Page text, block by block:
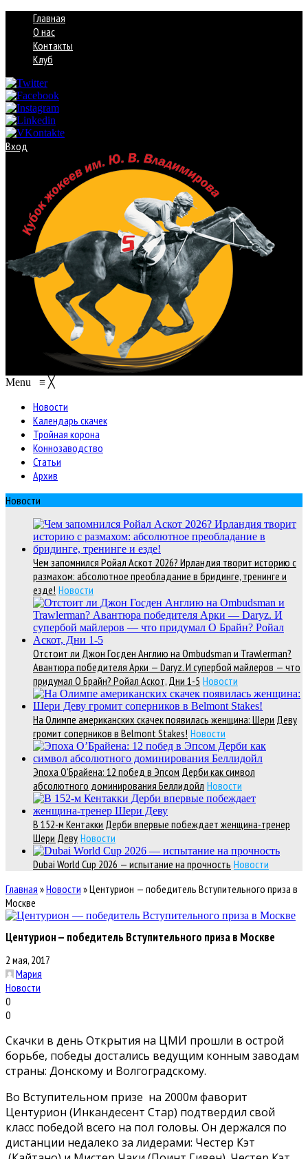
Главная
О нас
Контакты
Клуб
Вход
Menu ≡ ╳
Новости
Календарь скачек
Тройная корона
Коннозаводство
Статьи
Архив
Новости
Чем запомнился Ройал Аскот 2026? Ирландия творит историю с
размахом: абсолютное преобладание в бридинге, тренинге и
езде! Новости
Отстоит ли Джон Госден Англию на Ombudsman и Trawlerman?
Авантюра победителя Арки — Daryz. И супербой майлеров — что
придумал О Брайн? Ройал Аскот, Дни 1-5 Новости
На Олимпе американских скачек появилась женщина: Шери Деву
громит соперников в Belmont Stakes! Новости
Эпоха О’Брайена: 12 побед в Эпсом Дерби как символ
абсолютного доминирования Беллидойл Новости
В 152-м Кентакки Дерби впервые побеждает женщина-тренер
Шери Деву Новости
Dubai World Cup 2026 — испытание на прочность Новости
Главная »Новости »Центурион — победитель Вступительного приза в
Москве
Центурион — победитель Вступительного приза в Москве
2 мая, 2017
Мария
Новости
0
0
Скачки в день Открытия на ЦМИ прошли в острой
борьбе, победы достались ведущим конным заводам
страны: Донскому и Волгоградскому.
Во Вступительном призе на 2000м фаворит
Центурион (Инкандесент Стар) подтвердил свой
класс победой всего на пол головы. Он держался по
дистанции недалеко за лидерами: Честер Кэт